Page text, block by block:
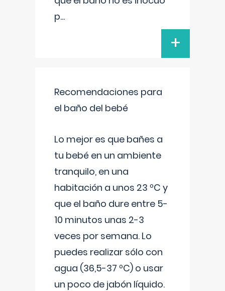
p...
+
Recomendaciones para
el baño del bebé
Lo mejor es que bañes a
tu bebé en un ambiente
tranquilo, en una
habitación a unos 23 ºC y
que el baño dure entre 5-
10 minutos unas 2-3
veces por semana. Lo
puedes realizar sólo con
agua (36,5-37 ºC) o usar
un poco de jabón líquido.